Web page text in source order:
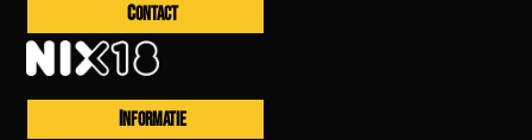
CONTACT
INFORMATIE